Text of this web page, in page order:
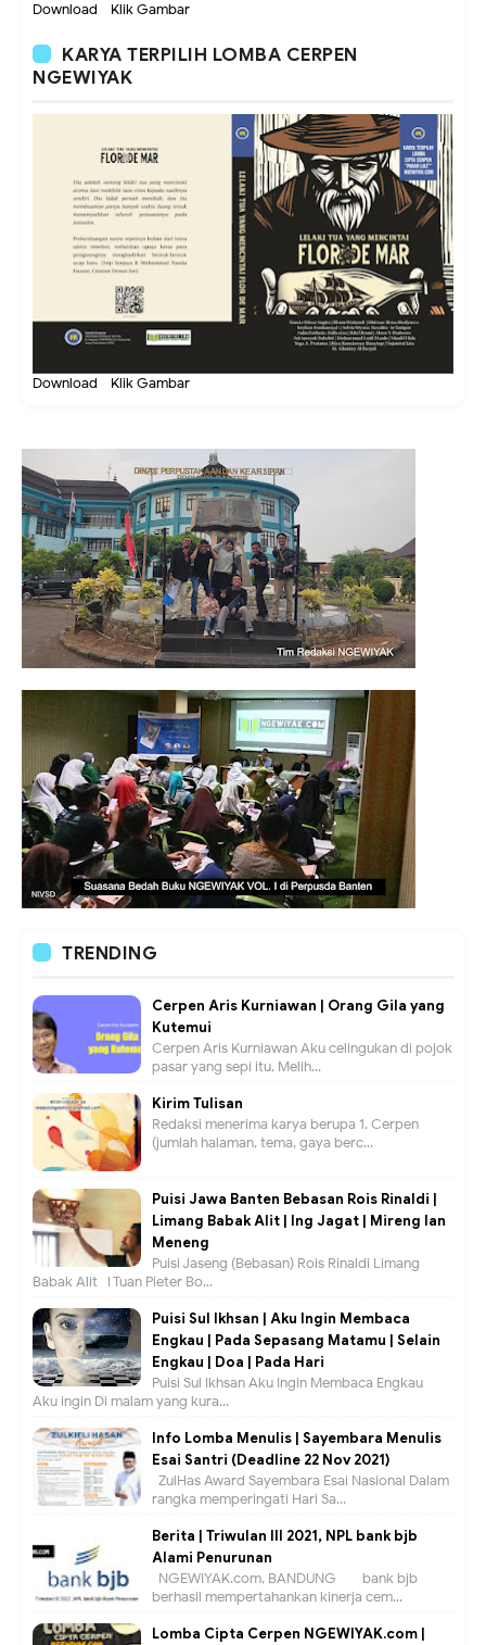
Download - Klik Gambar
KARYA TERPILIH LOMBA CERPEN
NGEWIYAK
Download - Klik Gambar
TRENDING
Cerpen Aris Kurniawan | Orang Gila yang
Kutemui
Cerpen Aris Kurniawan Aku celingukan di pojok
pasar yang sepi itu. Melih...
Kirim Tulisan
Redaksi menerima karya berupa 1. Cerpen
(jumlah halaman, tema, gaya berc...
Puisi Jawa Banten Bebasan Rois Rinaldi |
Limang Babak Alit | Ing Jagat | Mireng lan
Meneng
Puisi Jaseng (Bebasan) Rois Rinaldi Limang
Babak Alit I Tuan Pieter Bo...
Puisi Sul Ikhsan | Aku Ingin Membaca
Engkau | Pada Sepasang Matamu | Selain
Engkau | Doa | Pada Hari
Puisi Sul Ikhsan Aku Ingin Membaca Engkau
Aku ingin Di malam yang kura...
Info Lomba Menulis | Sayembara Menulis
Esai Santri (Deadline 22 Nov 2021)
ZulHas Award Sayembara Esai Nasional Dalam
rangka memperingati Hari Sa...
Berita | Triwulan III 2021, NPL bank bjb
Alami Penurunan
NGEWIYAK.com, BANDUNG — bank bjb
berhasil mempertahankan kinerja cem...
Lomba Cipta Cerpen NGEWIYAK.com |